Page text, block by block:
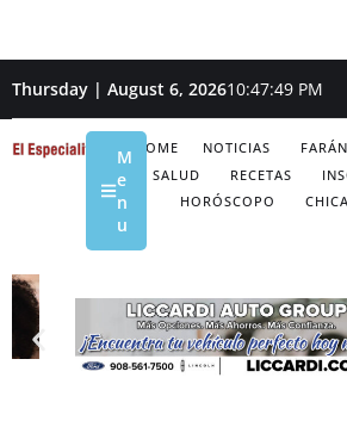
Thursday | August 6, 202610:47:50 PM
HOME NOTICIAS
SALUD
RECETAS
HORÓSCOPO
M
e
n
u